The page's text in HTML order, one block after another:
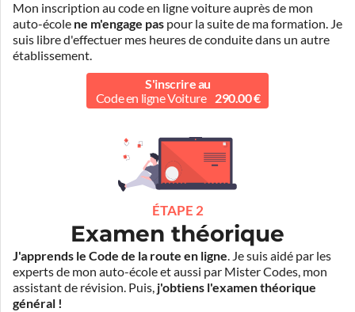
Mon inscription au code en ligne voiture auprès de mon
auto-école ne m'engage pas pour la suite de ma formation. Je
suis libre d'effectuer mes heures de conduite dans un autre
établissement.
S'inscrire au
Code en ligne Voiture
290.00 €
ÉTAPE 2
Examen théorique
J'apprends le Code de la route en ligne. Je suis aidé par les
experts de mon auto-école et aussi par Mister Codes, mon
assistant de révision. Puis, j'obtiens l'examen théorique
général !